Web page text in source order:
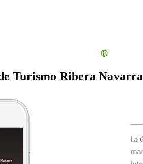
Turismo Ribera Navarra